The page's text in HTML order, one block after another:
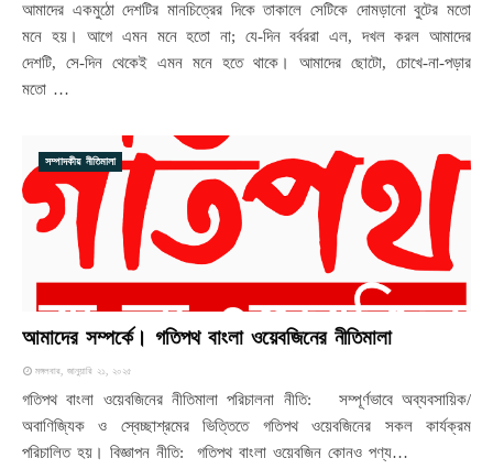
আমাদের একমুঠো দেশটির মানচিত্রের দিকে তাকালে সেটিকে দোমড়ানো বুটের মতো
মনে হয়। আগে এমন মনে হতো না; যে-দিন বর্বররা এল, দখল করল আমাদের
দেশটি, সে-দিন থেকেই এমন মনে হতে থাকে। আমাদের ছোটো, চোখে-না-পড়ার
মতো …
সম্পাদকীয় নীতিমালা
আমাদের সম্পর্কে। গতিপথ বাংলা ওয়েবজিনের নীতিমালা
মঙ্গলবার, জানুয়ারি ২১, ২০২৫
গতিপথ বাংলা ওয়েবজিনের নীতিমালা পরিচালনা নীতি: সম্পূর্ণভাবে অব্যবসায়িক/
অবাণিজ্যিক ও স্বেচ্ছাশ্রমের ভিত্তিতে গতিপথ ওয়েবজিনের সকল কার্যক্রম
পরিচালিত হয়। বিজ্ঞাপন নীতি: গতিপথ বাংলা ওয়েবজিন কোনও পণ্য…